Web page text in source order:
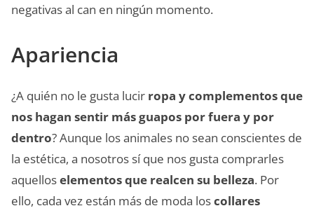
negativas al can en ningún momento.
Apariencia
¿A quién no le gusta lucir ropa y complementos que
nos hagan sentir más guapos por fuera y por
dentro? Aunque los animales no sean conscientes de
la estética, a nosotros sí que nos gusta comprarles
aquelloselementos que realcen su belleza. Por
ello, cada vez están más de moda loscollares